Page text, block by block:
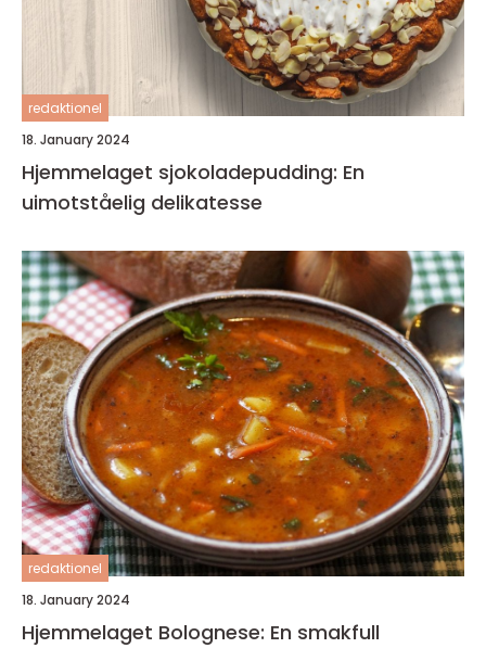
redaktionel
18. January 2024
Hjemmelaget sjokoladepudding: En
uimotståelig delikatesse
redaktionel
18. January 2024
Hjemmelaget Bolognese: En smakfull